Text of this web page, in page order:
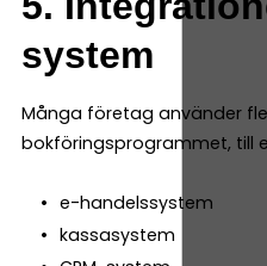
system
Många företag använder
bokföringsprogrammet, till
e-handelssystem
kassasystem